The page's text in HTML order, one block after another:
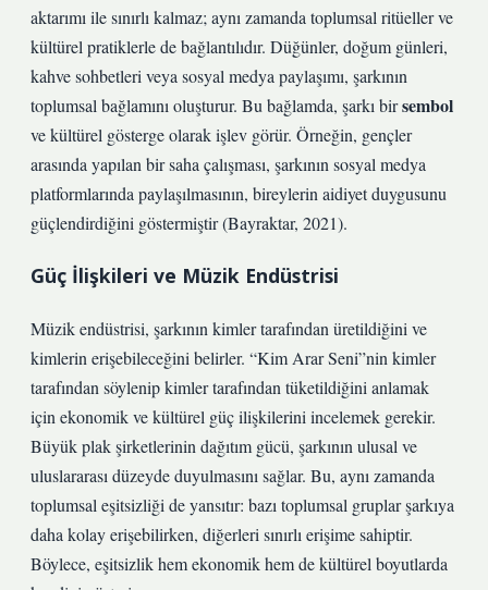
aktarımı ile sınırlı kalmaz; aynı zamanda toplumsal ritüeller ve
kültürel pratiklerle de bağlantılıdır. Düğünler, doğum günleri,
kahve sohbetleri veya sosyal medya paylaşımı, şarkının
toplumsal bağlamını oluşturur. Bu bağlamda, şarkı birsembol
ve kültürel gösterge olarak işlev görür. Örneğin, gençler
arasında yapılan bir saha çalışması, şarkının sosyal medya
platformlarında paylaşılmasının, bireylerin aidiyet duygusunu
güçlendirdiğini göstermiştir (Bayraktar, 2021).
Güç İlişkileri ve Müzik Endüstrisi
Müzik endüstrisi, şarkının kimler tarafından üretildiğini ve
kimlerin erişebileceğini belirler. “Kim Arar Seni”nin kimler
tarafından söylenip kimler tarafından tüketildiğini anlamak
için ekonomik ve kültürel güç ilişkilerini incelemek gerekir.
Büyük plak şirketlerinin dağıtım gücü, şarkının ulusal ve
uluslararası düzeyde duyulmasını sağlar. Bu, aynı zamanda
toplumsal eşitsizliği de yansıtır: bazı toplumsal gruplar şarkıya
daha kolay erişebilirken, diğerleri sınırlı erişime sahiptir.
Böylece, eşitsizlikhem ekonomik hem de kültürel boyutlarda